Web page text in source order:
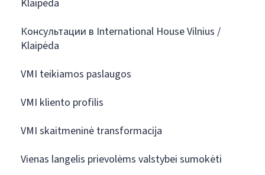
Klaipėda
Консультации в International House Vilnius /
Klaipėda
VMI teikiamos paslaugos
VMI kliento profilis
VMI skaitmeninė transformacija
Vienas langelis prievolėms valstybei sumokėti